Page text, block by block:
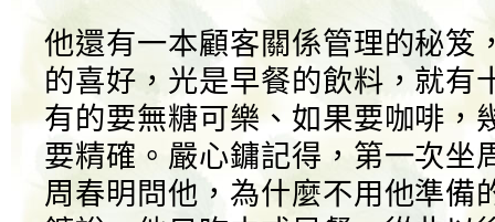
他還有一本顧客關係管理的秘笈
的喜好，光是早餐的飲料，就有
有的要無糖可樂、如果要咖啡，
要精確。嚴心鏞記得，第一次坐
周春明問他，為什麼不用他準備